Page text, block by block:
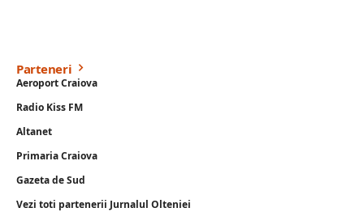
Parteneri
Aeroport Craiova
Radio Kiss FM
Altanet
Primaria Craiova
Gazeta de Sud
Vezi toti partenerii Jurnalul Olteniei